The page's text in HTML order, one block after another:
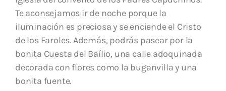
Te aconsejamos ir de noche porque la
iluminación es preciosa y se enciende el Cristo
de los Faroles. Además, podrás pasear por la
bonita Cuesta del Baílio, una calle adoquinada
decorada con flores como la buganvilla y una
bonita fuente.